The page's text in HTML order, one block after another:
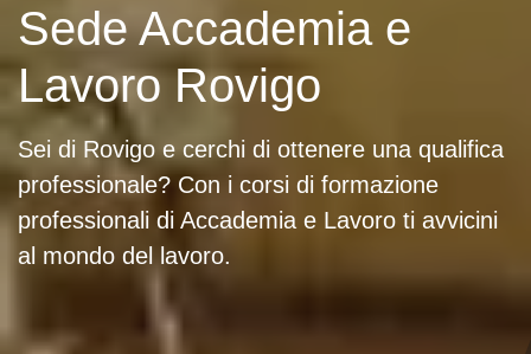
Sede Accademia e
Lavoro Rovigo
Sei di Rovigo e cerchi di ottenere una qualifica
professionale? Con i corsi di formazione
professionali di Accademia e Lavoro ti avvicini
al mondo del lavoro.